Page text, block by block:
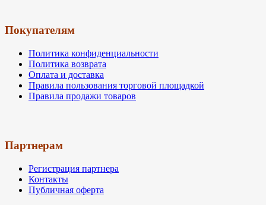
Покупателям
Политика конфиденциальности
Политика возврата
Оплата и доставка
Правила пользования торговой площадкой
Правила продажи товаров
Партнерам
Регистрация партнера
Контакты
Публичная оферта